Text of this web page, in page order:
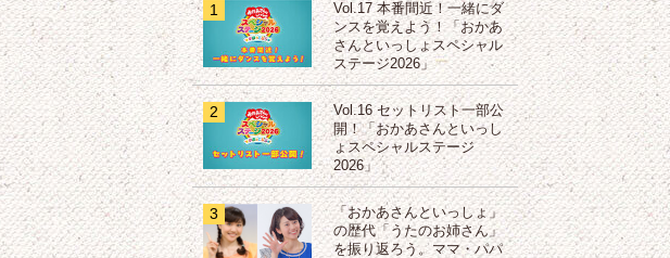
1
Vol.17 本番間近！一緒にダ
ンスを覚えよう！「おかあ
さんといっしょスペシャル
ステージ2026」
2
Vol.16 セットリスト一部公
開！「おかあさんといっし
ょスペシャルステージ
2026」
3
「おかあさんといっしょ」
の歴代「うたのお姉さん」
を振り返ろう。ママ・パパ